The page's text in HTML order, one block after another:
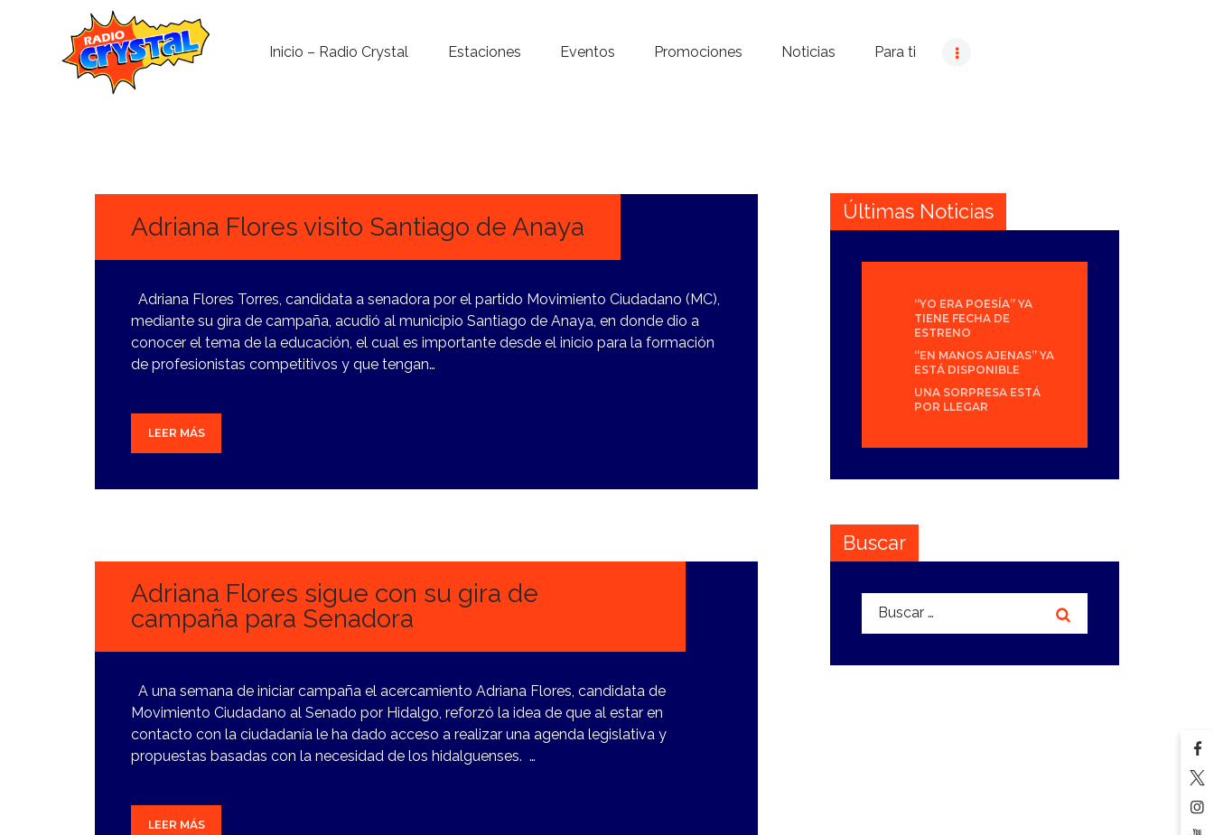
Inicio – Radio Crystal Estaciones Eventos Promociones Noticias Para ti
Noticias
Para ti
Contacto
Adriana Flores visito Santiago de Anaya
Adriana Flores Torres, candidata a senadora por el partido Movimiento Ciudadano (MC),
mediante su gira de campaña, acudió al municipio Santiago de Anaya, en donde dio a
conocer el tema de la educación, el cual es importante desde el inicio para la formación
de profesionistas competitivos y que tengan…
LEER MÁS
Adriana Flores sigue con su gira de
campaña para Senadora
A una semana de iniciar campaña el acercamiento Adriana Flores, candidata de
Movimiento Ciudadano al Senado por Hidalgo, reforzó la idea de que al estar en
contacto con la ciudadanía le ha dado acceso a realizar una agenda legislativa y
propuestas basadas con la necesidad de los hidalguenses. …
LEER MÁS
Últimas Noticias
“YO ERA POESÍA” YA
TIENE FECHA DE
ESTRENO
“EN MANOS AJENAS” YA
ESTÁ DISPONIBLE
UNA SORPRESA ESTÁ
POR LLEGAR
Buscar
Buscar: